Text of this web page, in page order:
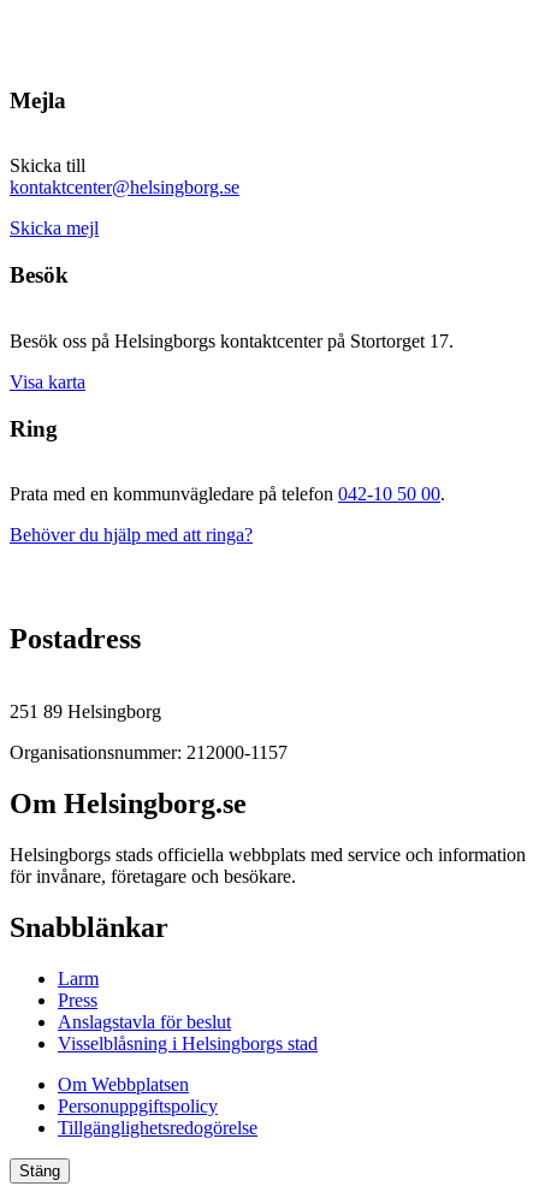
Mejla
Skicka till
kontaktcenter@helsingborg.se
Skicka mejl
Besök
Besök oss på Helsingborgs kontaktcenter på Stortorget 17.
Visa karta
Ring
Prata med en kommunvägledare på telefon 042-10 50 00.
Behöver du hjälp med att ringa?
Postadress
251 89 Helsingborg
Organisationsnummer: 212000-1157
Om Helsingborg.se
Helsingborgs stads officiella webbplats med service och information
för invånare, företagare och besökare.
Snabblänkar
Larm
Press
Anslagstavla för beslut
Visselblåsning i Helsingborgs stad
Om Webbplatsen
Personuppgiftspolicy
Tillgänglighetsredogörelse
Stäng